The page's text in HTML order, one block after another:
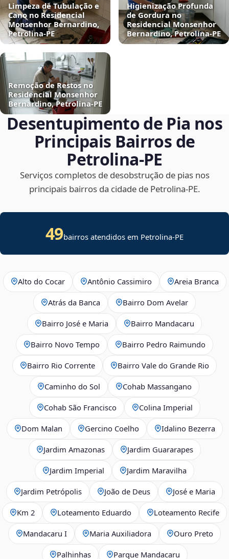
Limpeza de Tubulação e
Cano no Residencial
Monsenhor Bernardino,
Petrolina‑PE
Higienização Profunda
de Gordura no
Residencial Monsenhor
Bernardino, Petrolina‑PE
Remoção de Restos no
Residencial Monsenhor
Bernardino, Petrolina‑PE
Desentupimento de Pia nos
Principais Bairros de
Petrolina‑PE
Serviços completos de desobstrução de pias nos
principais bairros da cidade de Petrolina‑PE.
49bairros atendidos em Petrolina-PE
Alto do Cocar Antônio Cassimiro Areia Branca
Atrás da Banca Bairro Dom Avelar
Bairro José e Maria Bairro Mandacaru
Bairro Novo Tempo Bairro Pedro Raimundo
Bairro Rio Corrente Bairro Vale do Grande Rio
Caminho do Sol Cohab Massangano
Cohab São Francisco Colina Imperial
Dom Malan Gercino Coelho Idalino Bezerra
Jardim Amazonas Jardim Guararapes
Jardim Imperial Jardim Maravilha
Jardim Petrópolis João de Deus José e Maria
Km 2 Loteamento Eduardo Loteamento Recife
Mandacaru I Maria Auxiliadora Ouro Preto
Palhinhas Parque Mandacaru